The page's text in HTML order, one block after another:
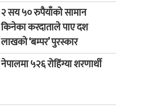
२ सय ५० रुपैयाँको सामान
किनेका करदाताले पाए दश
लाखको ‘बम्पर’ पुरस्कार
नेपालमा ५२६ रोहिंग्या शरणार्थी